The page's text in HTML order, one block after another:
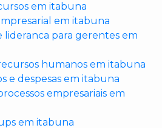
em itabuna
em itabuna
lideranca para gerentes em
humanos em itabuna
e despesas em itabuna
empresariais em
em itabuna